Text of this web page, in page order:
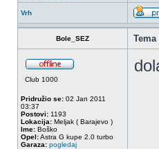
Vrh
Bole_SEZ Tema
Club 1000
Pridružio se: 02 Jan 2011
03:37
Postovi: 1193
Lokacija: Meljak ( Barajevo )
Ime: Boško
Opel:Astra G kupe 2.0 turbo
Garaza: pogledaj